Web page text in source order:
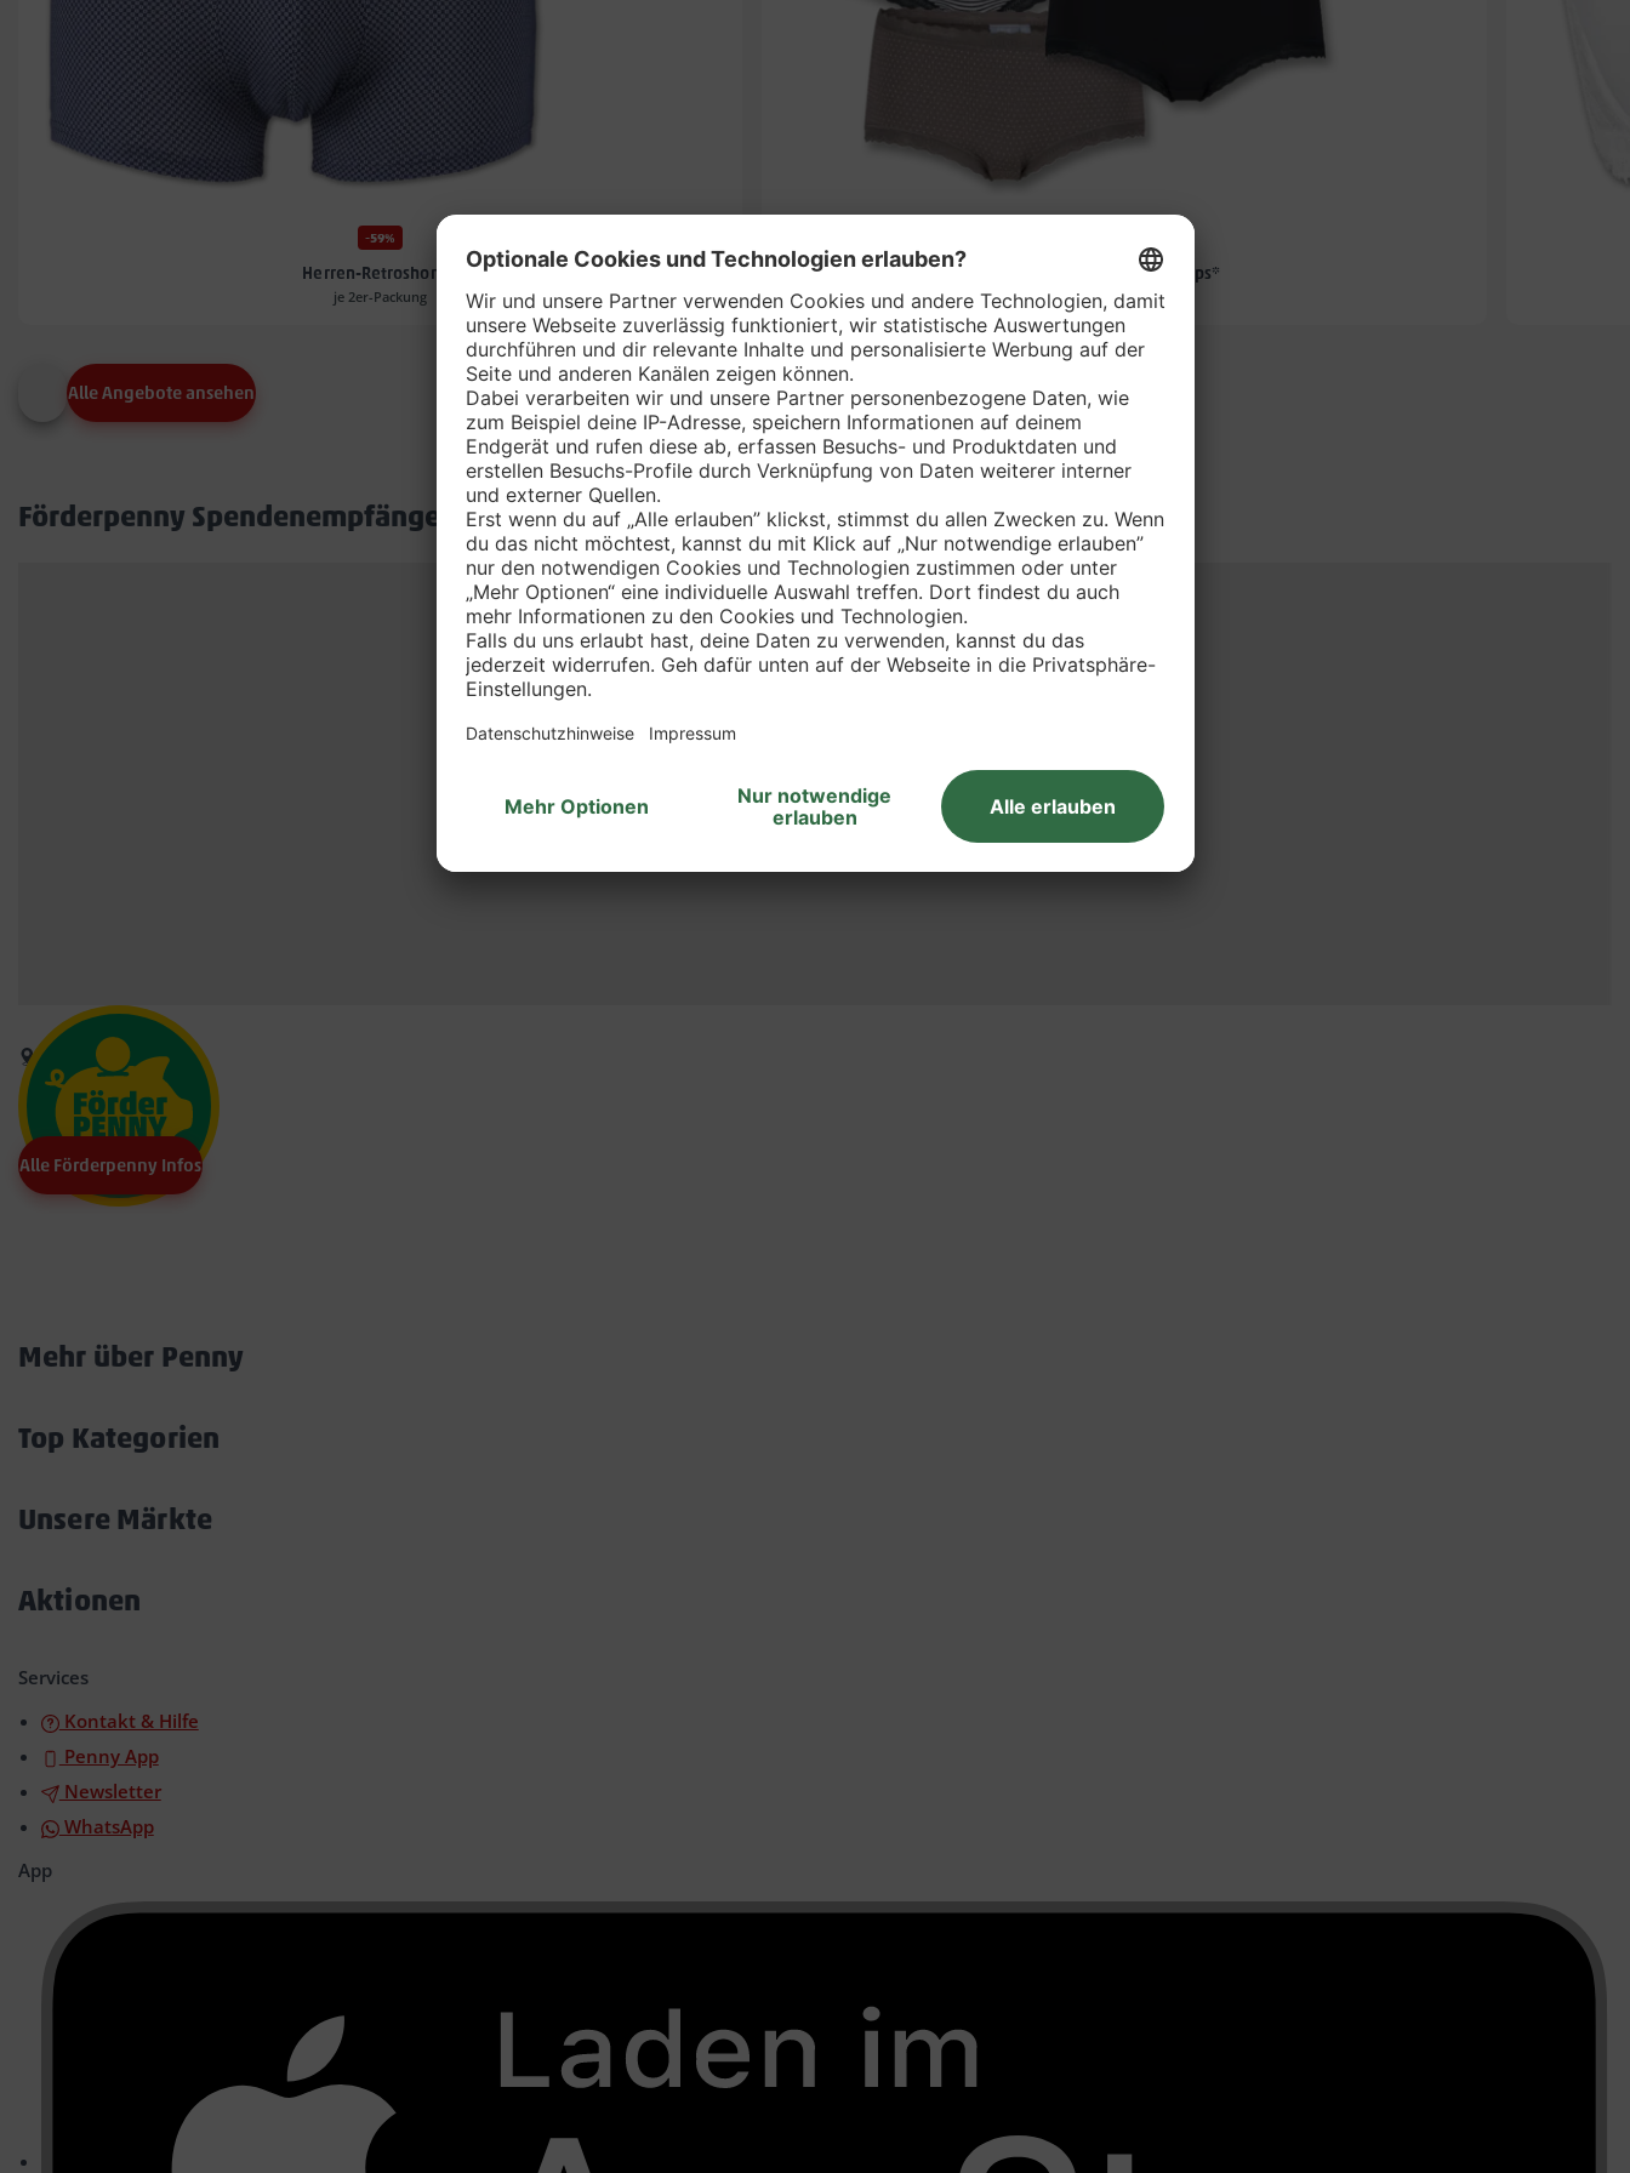
-59%
Herren-Retroshorts*
je 2er-Packung
TRUE STYLE Damen-Slips*
je Packung
Alle Angebote ansehen
Förderpenny Spendenempfänger in deinem Markt
Alle Förderpenny Infos
Mehr über Penny
Top Kategorien
Unsere Märkte
Aktionen
Services
Kontakt & Hilfe
Penny App
Newsletter
WhatsApp
App